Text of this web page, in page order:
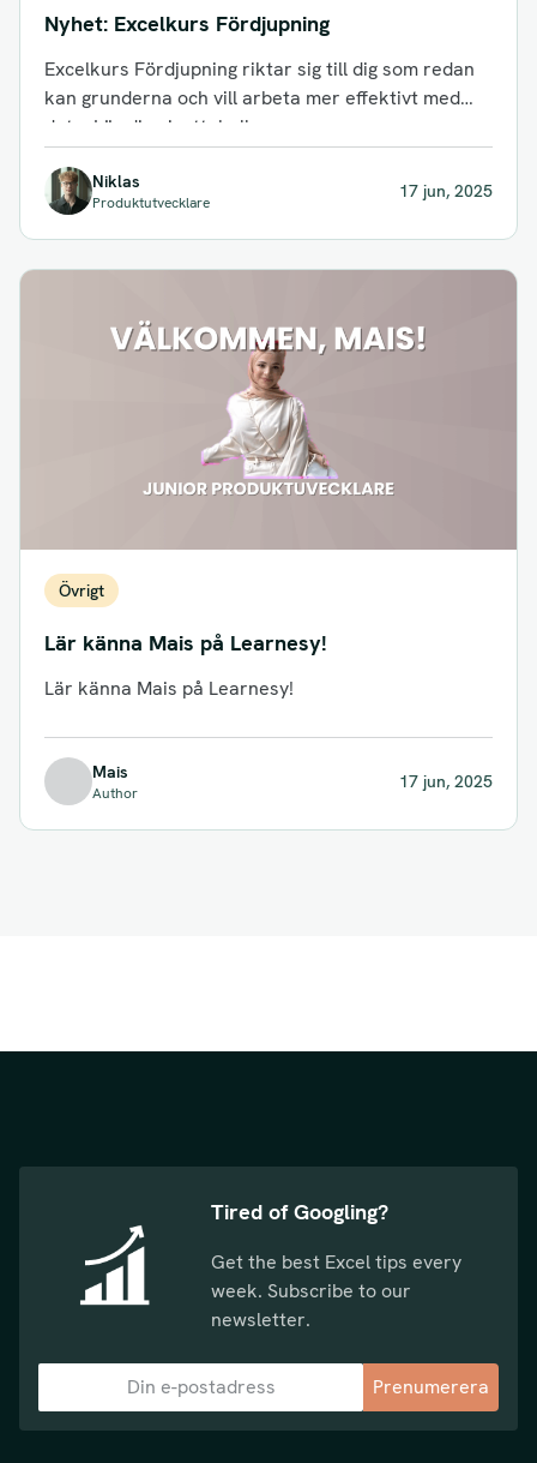
Nyhet: Excelkurs Fördjupning
Excelkurs Fördjupning riktar sig till dig som redan
kan grunderna och vill arbeta mer effektivt med
data. Lär dig pivottabeller,...
Niklas
Produktutvecklare
17 jun, 2025
Övrigt
Lär känna Mais på Learnesy!
Lär känna Mais på Learnesy!
Mais
Author
17 jun, 2025
Tired of Googling?
Get the best Excel tips every
week. Subscribe to our
newsletter.
Prenumerera